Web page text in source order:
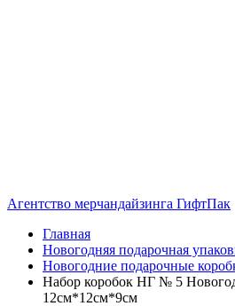
Агентство мерчандайзинга ГифтПак
Главная
Новогодняя подарочная
Новогодние подарочные
Набор коробок НГ № 5
12см*12см*9см